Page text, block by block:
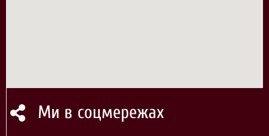
Ми в соцмережах